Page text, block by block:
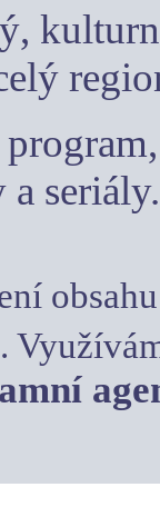
a seriály.